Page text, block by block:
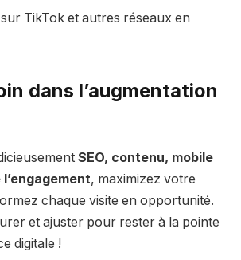
TikTok et autres réseaux en
dans l’augmentation
SEO, contenu, mobile
, maximizez votre
chaque visite en opportunité.
et ajuster pour rester à la pointe
digitale !